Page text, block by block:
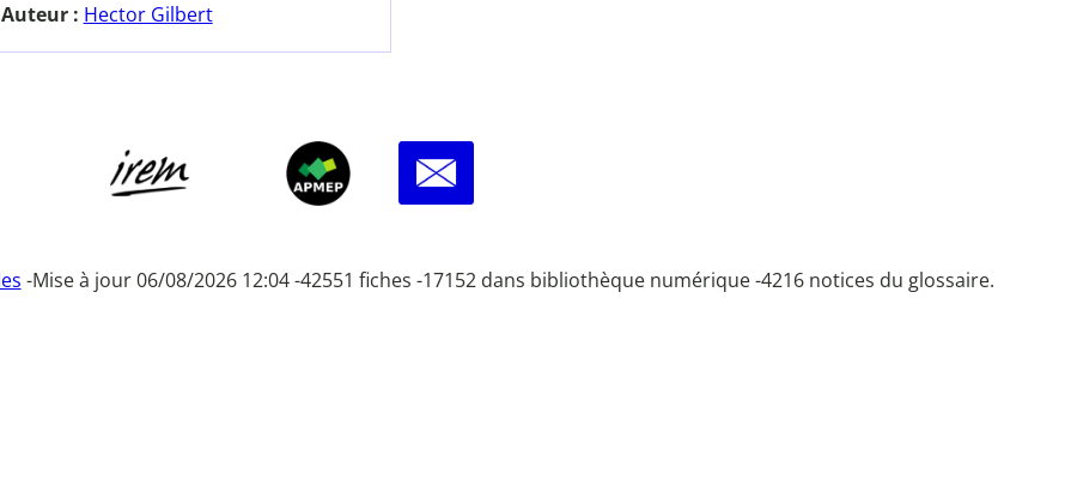
Auteur : Hector Gilbert
-Mise à jour 06/08/2026 12:04 -42551 fiches -17152 dans bibliothèque numérique -4216 notices du glossaire.